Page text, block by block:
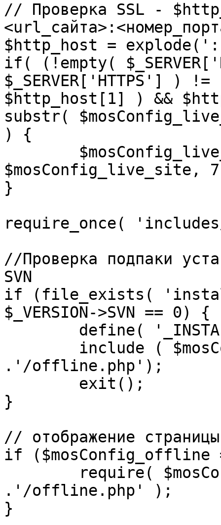
// Проверка SSL -
$http_host = explode(':',
if( (!empty(
$_SERVER['HTTPS']
$http_host[1] ) &&
substr(
) {
$mosConfig_live_site,
}
require_once(
//Проверка подпаки
SVN
if (file_exists(
$_VERSION->SVN == 0) {
.'/offline.php');
}
// отображение
if ($mosConfig_offline
.'/offline.php' );
}